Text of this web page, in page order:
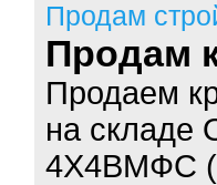
Продам
Продам
Продаем
на складе
4Х4ВМФС